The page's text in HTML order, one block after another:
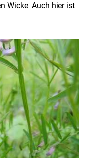
Wicke. Auch hier ist